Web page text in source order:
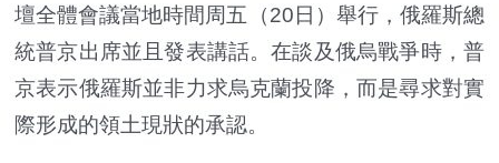
壇全體會議當地時間周五（20日）舉行，俄羅斯總
統普京出席並且發表講話。在談及俄烏戰爭時，普
京表示俄羅斯並非力求烏克蘭投降，而是尋求對實
際形成的領土現狀的承認。